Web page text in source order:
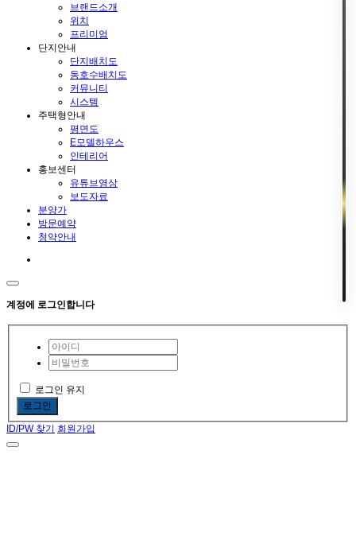
브랜드소개
위치
프리미엄
단지안내
단지배치도
동호수배치도
커뮤니티
시스템
주택형안내
평면도
E모델하우스
인테리어
홍보센터
유튜브영상
보도자료
분양가
방문예약
청약안내
계정에 로그인합니다
로그인 유지
로그인
ID/PW 찾기 회원가입